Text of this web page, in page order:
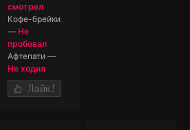
смотрел
Кофе-брейки
— Не
пробовал
Афтепати—
Не ходил
Лайк!